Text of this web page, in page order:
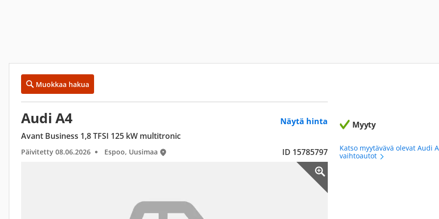
Muokkaa hakua
Audi A4
Näytä hinta
Avant Business 1,8 TFSI 125 kW multitronic
Päivitetty 08.06.2026 Espoo, Uusimaa ID 15785797
Myyty
Katso myytävävä olevat Audi
vaihtoautot